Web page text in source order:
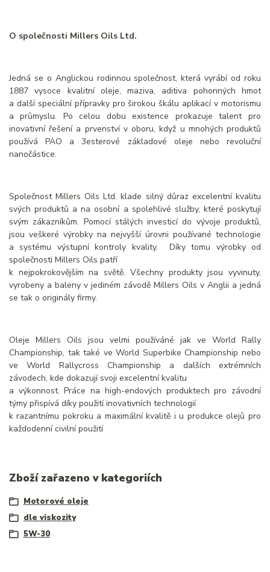
O společnosti Millers Oils Ltd.
Jedná se o Anglickou rodinnou společnost, která vyrábí od roku
1887 vysoce kvalitní oleje, maziva, aditiva pohonných hmot
a další speciální přípravky pro širokou škálu aplikací v motorismu
a průmyslu. Po celou dobu existence prokazuje talent pro
inovativní řešení a prvenství v oboru, když u mnohých produktů
používá PAO a 3esterové základové oleje nebo revoluční
nanočástice.
Společnost Millers Oils Ltd. klade silný důraz excelentní kvalitu
svých produktů a na osobní a spolehlivé služby, které poskytují
svým zákazníkům. Pomocí stálých investicí do vývoje produktů,
jsou veškeré výrobky na nejvyšší úrovni používané technologie
a systému výstupní kontroly kvality. Díky tomu výrobky od
společnosti Millers Oils patří
k nejpokrokovějším na světě. Všechny produkty jsou vyvinuty,
vyrobeny a baleny v jediném závodě Millers Oils v Anglii a jedná
se tak o originály firmy.
Oleje Millers Oils jsou velmi používáné jak ve World Rally
Championship, tak také ve World Superbike Championship nebo
ve World Rallycross Championship a dalších extrémních
závodech, kde dokazují svoji excelentní kvalitu
a výkonnost. Práce na high-endových produktech pro závodní
týmy přispívá díky použití inovativních technologií
k razantnímu pokroku a maximální kvalitě i u produkce olejů pro
každodenní civilní použití
Zboží zařazeno v kategoriích
Motorové oleje
dle viskozity
5W-30